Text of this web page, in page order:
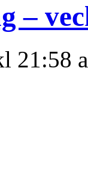
–
21:58